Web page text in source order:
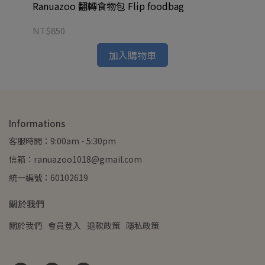
Ranuazoo 翻轉食物包 Flip foodbag
NT$850
加入購物車
Informations
客服時間：9:00am - 5:30pm
信箱：ranuazoo1018@gmail.com
統一編號：60102619
關於我們
關於我們 會員登入 退款政策 隱私政策